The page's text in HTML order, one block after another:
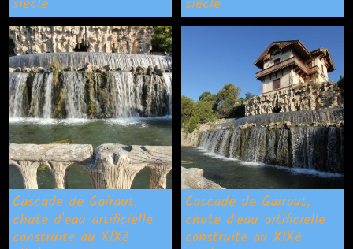
Cascade de Gairaut,
chute d'eau artificielle
construite au XIXè
Cascade de Gairaut,
chute d'eau artificielle
construite au XIXè